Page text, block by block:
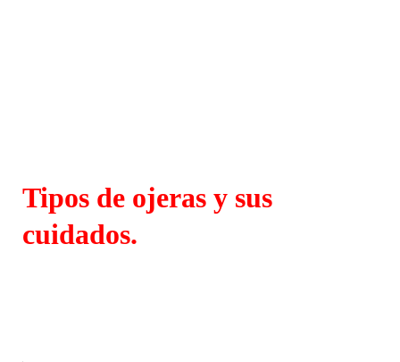
Tipos de ojeras y sus
cuidados.